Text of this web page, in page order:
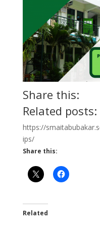
Share this:
Related posts:
https://
ips/
Share this:
Related